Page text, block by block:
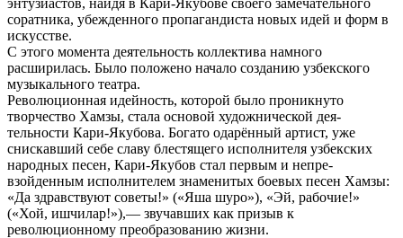
соратника, убежденного пропагандиста новых идей и форм в
искусстве.
С этого момента деятельность коллектива намного
расширилась. Было положено начало созданию узбекского
музыкального театра.
Революционная идейность, которой было проникнуто
творчество Хамзы, стала основой художнической дея­
тельности Кари-Якубова. Богато одарённый артист, уже
снискавший себе славу блестящего исполнителя узбекских
народных песен, Кари-Якубов стал первым и непре­
взойденным исполнителем знаменитых боевых песен Хамзы:
«Да здравствуют советы!» («Яша шуро»), «Эй, рабочие!»
(«Хой, ишчилар!»),— звучавших как призыв к
революционному преобразованию жизни.